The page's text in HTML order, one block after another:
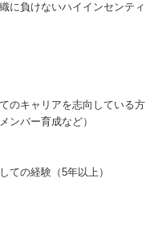
に負けないハイインセンティ
のキャリアを志向している方
ンバー育成など）
ての経験（5年以上）